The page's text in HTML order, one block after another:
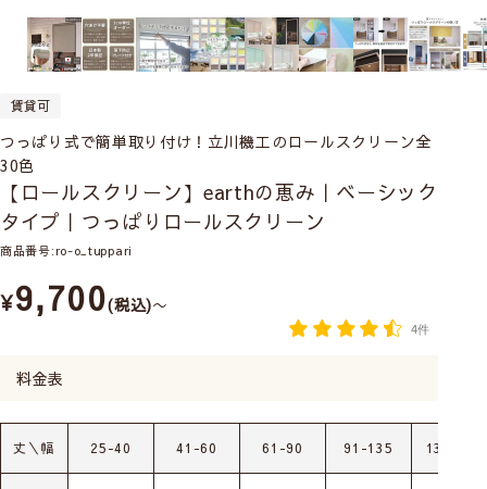
賃貸可
つっぱり式で簡単取り付け！立川機工のロールスクリーン全
30色
【ロールスクリーン】earthの恵み｜ベーシック
タイプ｜つっぱりロールスクリーン
商品番号 ro-o_tuppari
¥9,700 税込 〜
4件
料金表
丈＼幅 25-40 41-60 61-90 91-135 136-180